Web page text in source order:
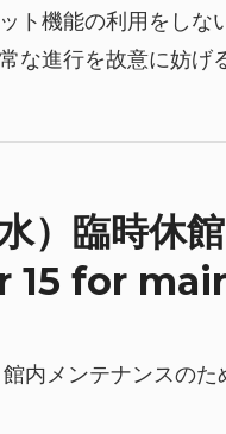
ト機能の利用をしな
な進行を故意に妨げ
）臨時休
15 for
内メンテナンスの